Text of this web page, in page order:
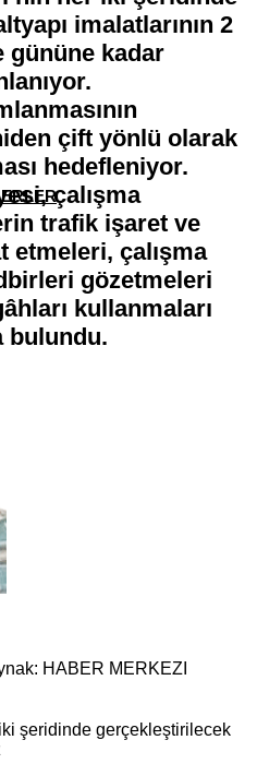
imalatlarının 2
gününe kadar
çift yönlü olarak
hedefleniyor.
çalışma
trafik işaret ve
etmeleri, çalışma
gözetmeleri
kullanmaları
bulundu.
HABER MERKEZI